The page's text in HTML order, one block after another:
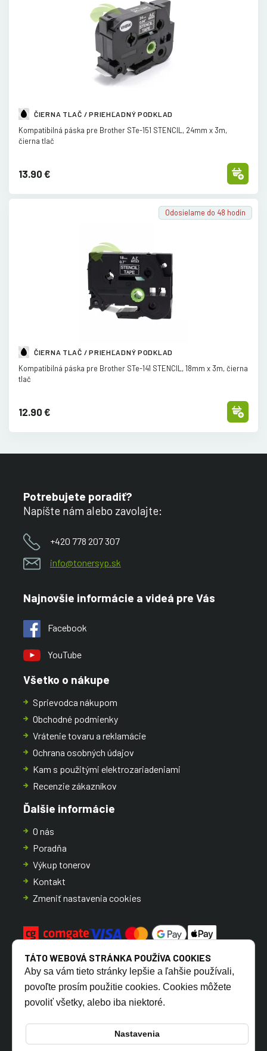
ČIERNA TLAČ / PRIEHĽADNÝ PODKLAD
Kompatibilná páska pre Brother STe-151 STENCIL, 24mm x 3m,
čierna tlač
13.90 €
ČIERNA TLAČ / PRIEHĽADNÝ PODKLAD
Odosielame do 48 hodín
Kompatibilná páska pre Brother STe-141 STENCIL, 18mm x 3m, čierna
tlač
12.90 €
Potrebujete poradiť?
Napíšte nám alebo zavolajte:
+420 778 207 307
info@tonersyp.sk
Najnovšie informácie a videá pre Vás
Facebook
YouTube
Všetko o nákupe
Sprievodca nákupom
Obchodné podmienky
Vrátenie tovaru a reklamácie
Ochrana osobných údajov
Kam s použitými elektrozariadeniami
Recenzie zákazníkov
Ďalšie informácie
O nás
Poradňa
Výkup tonerov
Kontakt
Zmeniť nastavenia cookies
CZ SK
TÁTO WEBOVÁ STRÁNKA POUŽÍVA COOKIES
Aby sa vám tieto stránky lepšie a ľahšie používali,
povoľte prosím použitie cookies. Cookies môžete
povoliť všetky, alebo iba niektoré.
Nastavenia